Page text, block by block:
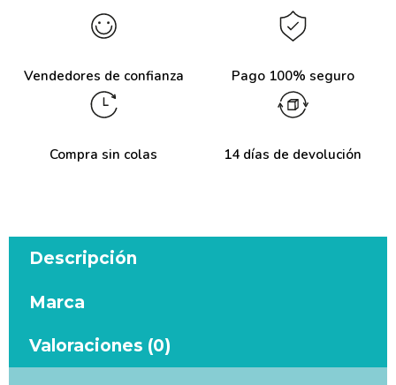
Vendedores de confianza Pago 100% seguro
Compra sin colas 14 días de devolución
Descripción
Marca
Valoraciones (0)